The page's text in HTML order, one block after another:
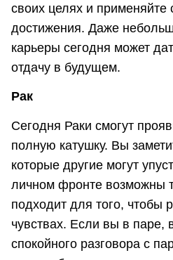
своих целях и
достижения. Даже
карьеры сегодня может
отдачу в будущем.
Рак
Сегодня Раки смогут
полную катушку. Вы
которые другие могут
личном фронте возможны
подходит для того, чтобы
чувствах. Если вы в паре,
спокойного разговора с